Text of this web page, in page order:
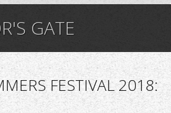
GATE
FESTIVAL 2018: